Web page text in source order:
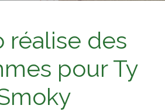
réalise des
pour Ty